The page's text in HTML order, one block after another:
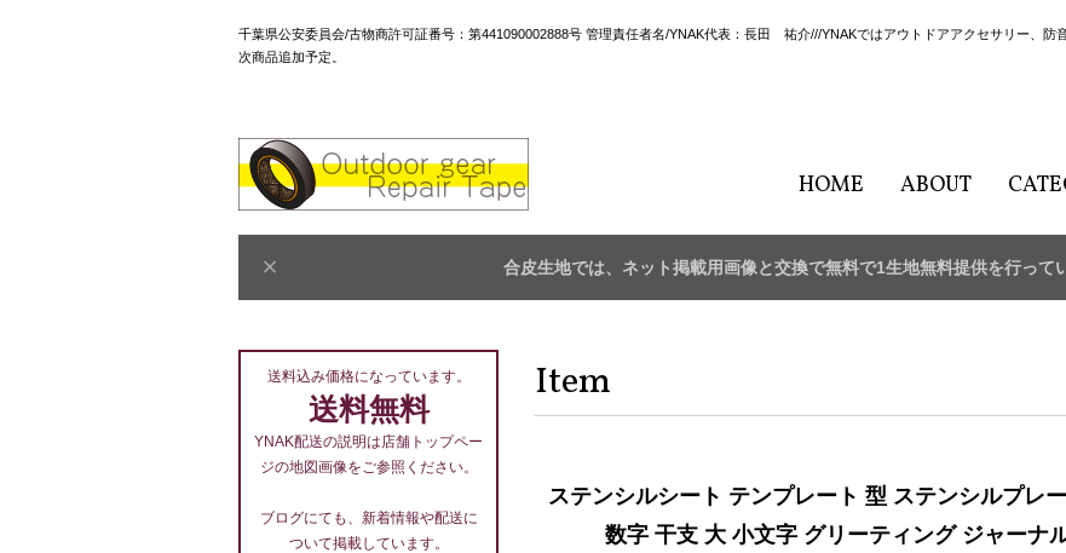
千葉県公安委員会/古物商許可証番号：第441090002888号 管理責任者名/YNAK代表：長田 祐介///YNAKではアウトドアアクセサリー、防
次商品追加予定。
HOME ABOUT
合皮生地では、ネット掲載用画像と交換で無料で1生地無料提供を行って
Item
ステンシルシート テンプレート 型 ステンシルプレ
数字 干支 大 小文字 グリーティング ジャーナ
送料込み価格になっています。
送料無料
YNAK配送の説明は店舗トップペー
ジの地図画像をご参照ください。
ブログにても、新着情報や配送に
ついて掲載しています。